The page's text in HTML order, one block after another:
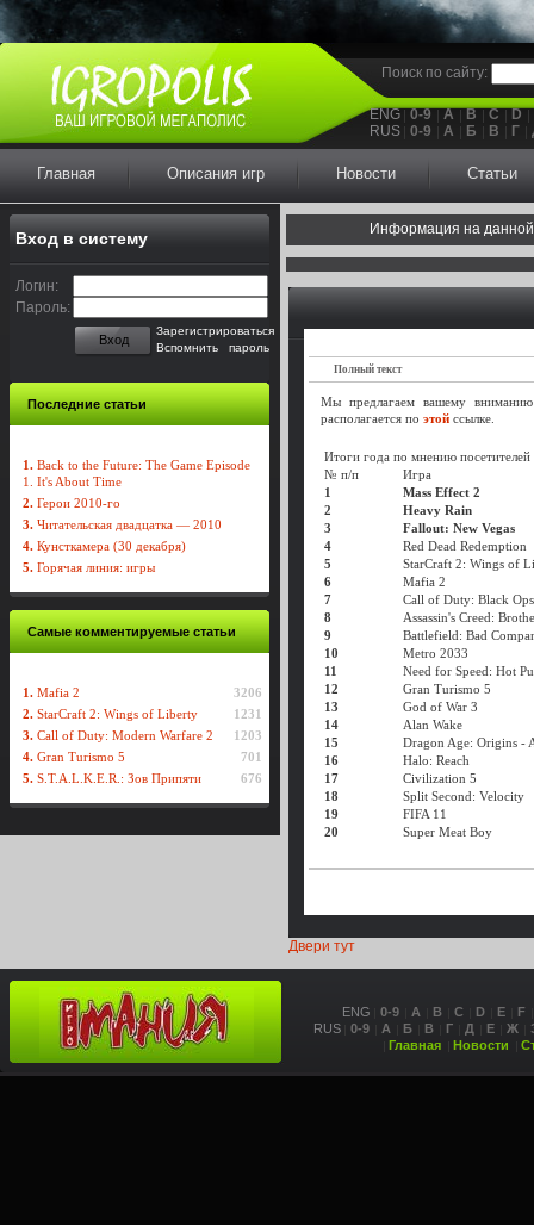
Поиск по сайту:
ENG 0-9 A B C
D
RUS 0-9 А Б В Г
Главная Описания игр Новости Статьи
Вход в систему
Логин:
Пароль:
Вход
Зарегистрироваться
Вспомнить пароль
Последние статьи
1. Back to the Future: The Game Episode
1. It's About Time
2. Герои 2010-го
3. Читательская двадцатка — 2010
4. Кунсткамера (30 декабря)
5. Горячая линия: игры
Самые комментируемые статьи
1. Mafia 2
3206
2. StarCraft 2: Wings of Liberty
1231
3. Call of Duty: Modern Warfare 2
1203
4. Gran Turismo 5
701
5. S.T.A.L.K.E.R.: Зов Припяти 676
Информация на
Полный текст
Мы предлагаем вашему
располагается по этой ссылке.
Итоги года по мнению
№ п/п
Игра
1
Mass Effect 2
2
Heavy Rain
3
Fallout: New Vegas
4
Red Dead Redemption
5
StarCraft 2: Wings of
6
Mafia 2
7
Call of Duty: Black Ops
8
Assassin's Creed:
9
Battlefield: Bad
10
Metro 2033
11
Need for Speed: Hot
12
Gran Turismo 5
13
God of War 3
14
Alan Wake
15
Dragon Age: Origins -
16
Halo: Reach
17
Civilization 5
18
Split Second: Velocity
19
FIFA 11
20
Super Meat Boy
Двери тут
ENG 0-9 A B C D E
F
RUS
0-9 А Б В Г Д Е Ж
Главная
Новости